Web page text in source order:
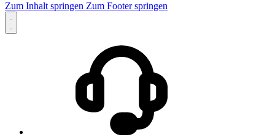
Zum Inhalt springen Zum Footer springen